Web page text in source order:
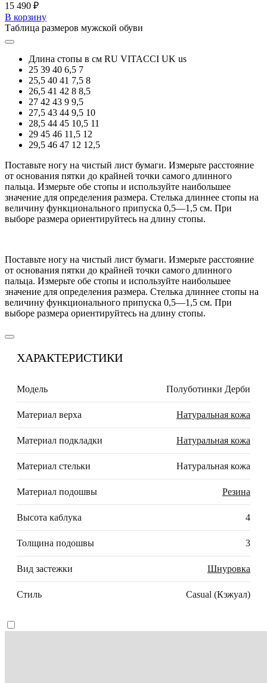
15 490 ₽
В корзину
Таблица размеров мужской обуви
Длина стопы в см RU VITACCI UK us
25 39 40 6,5 7
25,5 40 41 7,5 8
26,5 41 42 8 8,5
27 42 43 9 9,5
27,5 43 44 9,5 10
28,5 44 45 10,5 11
29 45 46 11,5 12
29,5 46 47 12 12,5
Поставьте ногу на чистый лист бумаги. Измерьте расстояние
от основания пятки до крайней точки самого длинного
пальца. Измерьте обе стопы и используйте наибольшее
значение для определения размера. Стелька длиннее стопы на
величину функционального припуска 0,5—1,5 см. При
выборе размера ориентируйтесь на длину стопы.
Поставьте ногу на чистый лист бумаги. Измерьте расстояние
от основания пятки до крайней точки самого длинного
пальца. Измерьте обе стопы и используйте наибольшее
значение для определения размера. Стелька длиннее стопы на
величину функционального припуска 0,5—1,5 см. При
выборе размера ориентируйтесь на длину стопы.
ХАРАКТЕРИСТИКИ
Модель Полуботинки Дерби
Материал верха Натуральная кожа
Материал подкладки Натуральная кожа
Материал стельки Натуральная кожа
Материал подошвы Резина
Высота каблука 4
Толщина подошвы 3
Вид застежки Шнуровка
Стиль Casual (Кэжуал)